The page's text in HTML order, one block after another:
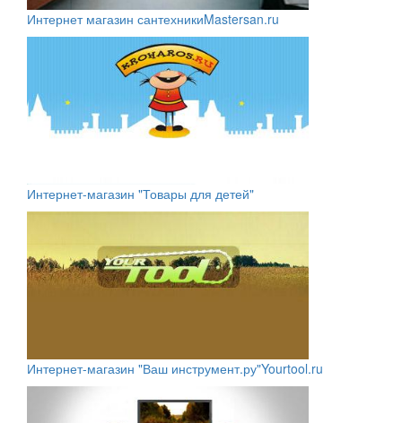
Интернет магазин сантехникиMastersan.ru
Интернет-магазин "Товары для детей"
Интернет-магазин "Ваш инструмент.ру"Yourtool.ru